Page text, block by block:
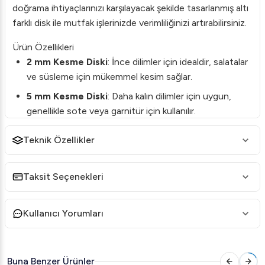
doğrama ihtiyaçlarınızı karşılayacak şekilde tasarlanmış altı
farklı disk ile mutfak işlerinizde verimliliğinizi artırabilirsiniz.
Ürün Özellikleri
2 mm Kesme Diski: İnce dilimler için idealdir, salatalar
ve süsleme için mükemmel kesim sağlar.
5 mm Kesme Diski: Daha kalın dilimler için uygun,
genellikle sote veya garnitür için kullanılır.
eşit rendeleme sunar.
7 mm Rende Diski: Daha iri rendeleme işlemleri için
uygundur, genellikle yemek hazırlıklarında kullanılır.
10 mm Dilimleme Diski: Kalın dilimler elde etmek için
tasarlanmıştır, patlıcan veya kabak gibi sebzelerde
harikalar yaratır.
Teknik Özellikler
Taksit Seçenekleri
Kullanıcı Yorumları
Buna Benzer Ürünler